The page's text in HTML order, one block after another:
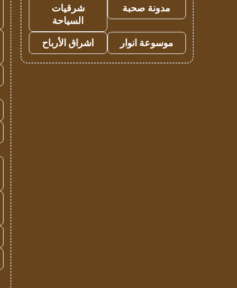
مدونة صحبة
شرقيات
السياحة
موسوعة انوار
اشراق الأرباح